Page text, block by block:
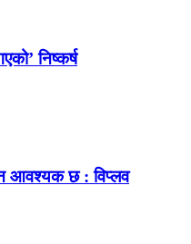
निष्कर्ष
आवश्यक छ : विप्लव